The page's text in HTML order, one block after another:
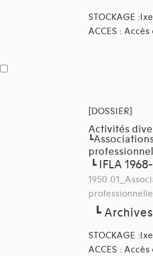
STOCKAGE
ACCES :
[DOSSIER]
Activités
┗
┗ IFLA
┗
STOCKAGE
ACCES :